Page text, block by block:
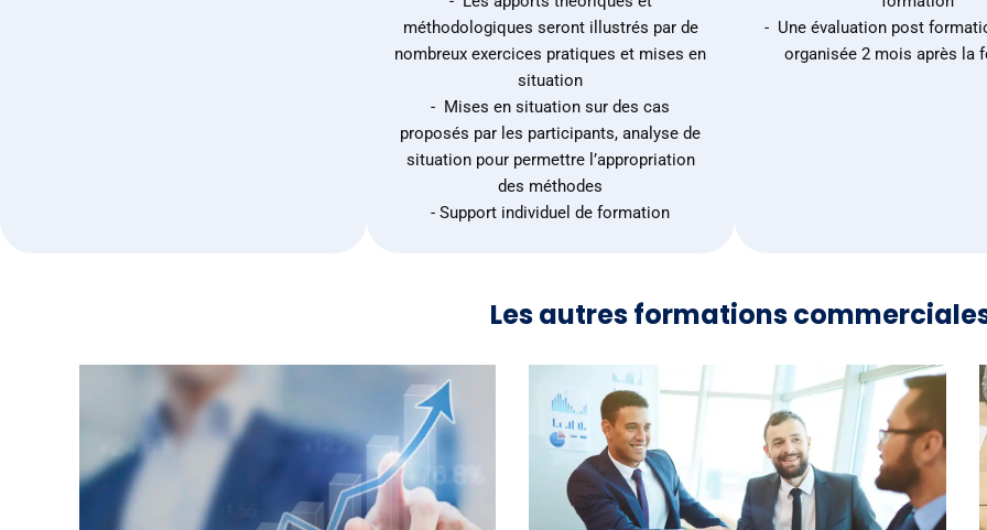
méthodologiques seront illustrés par de
nombreux exercices pratiques et mises en
situation
- Mises en situation sur des cas
proposés par les participants, analyse de
situation pour permettre l’appropriation
des méthodes
- Support individuel de formation
- Une évaluation post
organisée 2 mois après la
Les autres formations